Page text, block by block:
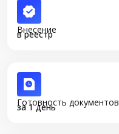
Внесение
в реестр
Готовность документов
за 1 день